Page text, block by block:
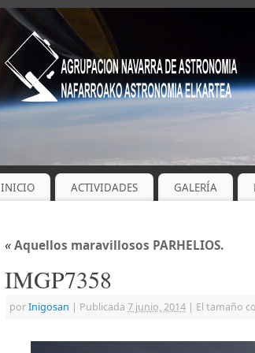
INICIO ACTIVIDADES GALERÍA
«Aquellos maravillosos PARHELIOS.
IMGP7358
porInigosan | Publicada 7 junio, 2014 | El tamaño